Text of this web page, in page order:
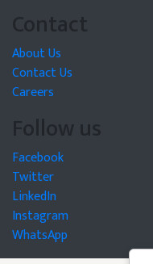
Contact
About Us
Contact Us
Careers
Follow us
Facebook
Twitter
LinkedIn
Instagram
WhatsApp